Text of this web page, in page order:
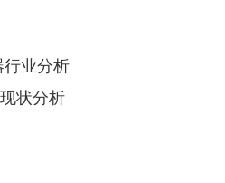
行业分析
状分析